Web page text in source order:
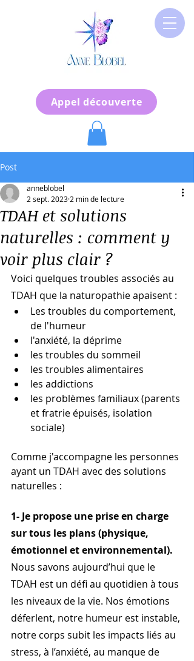
Appel découverte
Post
TDAH et solutions
naturelles : comment y
voir plus clair ?
anneblobel
2 sept. 2023 2 min de lecture
Voici quelques troubles associés au
TDAH que la naturopathie apaisent :
Les troubles du comportement,
de l'humeur
l'anxiété, la déprime
les troubles du sommeil
les troubles alimentaires
les addictions
les problèmes familiaux (parents
et fratrie épuisés, isolation
sociale)
Comme j'accompagne les personnes
ayant un TDAH avec des solutions
naturelles :
1- Je propose une prise en charge
sur tous les plans (physique,
émotionnel et environnemental).
Nous savons aujourd’hui que le
TDAH est un défi au quotidien à tous
les niveaux de la vie. Nos émotions
déferlent, notre humeur est instable,
notre corps subit les impacts liés au
stress, à l’anxiété, au manque de